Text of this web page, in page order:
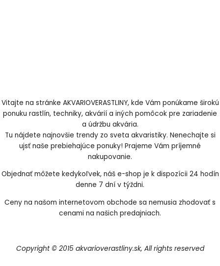
Vitajte na stránke AKVARIOVERASTLINY, kde Vám ponúkame širokú
ponuku rastlín, techniky, akvárií a iných pomôcok pre zariadenie
a údržbu akvária.
Tu nájdete najnovšie trendy zo sveta akvaristiky. Nenechajte si
ujsť naše prebiehajúce ponuky! Prajeme Vám príjemné
nakupovanie.
Objednať môžete kedykoľvek, náš e-shop je k dispozícii 24 hodín
denne 7 dní v týždni.
Ceny na našom internetovom obchode sa nemusia zhodovať s
cenami na našich predajniach.
Copyright © 2015 akvarioverastliny.sk, All rights reserved